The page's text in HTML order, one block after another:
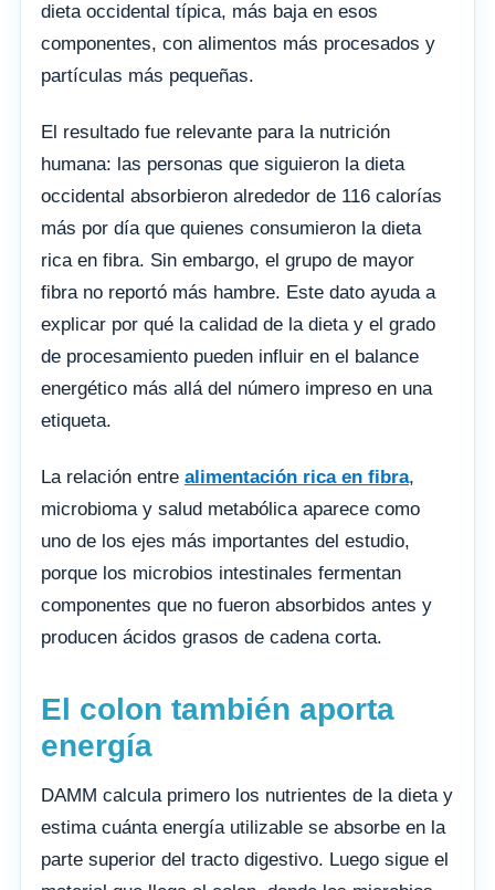
dieta occidental típica, más baja en esos
componentes, con alimentos más procesados y
partículas más pequeñas.
El resultado fue relevante para la nutrición
humana: las personas que siguieron la dieta
occidental absorbieron alrededor de 116 calorías
más por día que quienes consumieron la dieta
rica en fibra. Sin embargo, el grupo de mayor
fibra no reportó más hambre. Este dato ayuda a
explicar por qué la calidad de la dieta y el grado
de procesamiento pueden influir en el balance
energético más allá del número impreso en una
etiqueta.
La relación entre alimentación rica en fibra,
microbioma y salud metabólica aparece como
uno de los ejes más importantes del estudio,
porque los microbios intestinales fermentan
componentes que no fueron absorbidos antes y
producen ácidos grasos de cadena corta.
El colon también aporta
energía
DAMM calcula primero los nutrientes de la dieta y
estima cuánta energía utilizable se absorbe en la
parte superior del tracto digestivo. Luego sigue el